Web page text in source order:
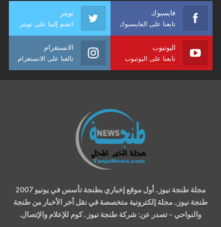
فايسبوك
تابعنا على الفايسبوك
تويتر
انضم إلينا على تويتر
اليوتيوب
تابعنا على اليوتيوب
الانستغرام
تالعنا على الانستغرام
مجلة طنجة نيوز.. أول موقع إخباري بطنجة تأسس في يونيو 2007
طنجة نيوز.. مجلة إلكترونية متخصصة في نقل أخر الأخبار من طنجة
والنواحي – تصدر عن: شركة طنجة نيوز . كوم للإعلام والإتصال.